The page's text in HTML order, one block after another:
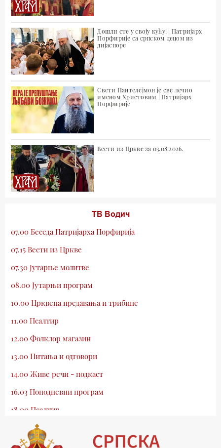
Дошли сте у своју кућу! | Патријарх
Порфирије са српском децом из
дијаспоре
Свети Пантелејмон је све лечио
именом Христовим | Патријарх
Порфирије
Вести из Цркве за 03.08.2026.
ТВ Водич
07.00 Беседа Патријарха Порфирија
07.15 Вести из Цркве
07.30 Јутарње молитве
08.00 Јутарњи програм
10.00 Црквена предавања и трибине
11.00 Псалтир
12.00 Фолклор магазин
13.00 Питања и одговори
14.00 Живе речи - подкаст
16.03 Поподневни програм
18.00 Псалтир
19.03 Млади у Цркви
19.30 Вечерње молитве